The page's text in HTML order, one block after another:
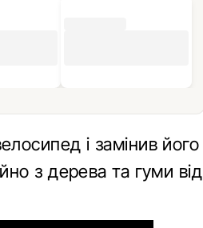
і замінив його
з дерева та гуми від